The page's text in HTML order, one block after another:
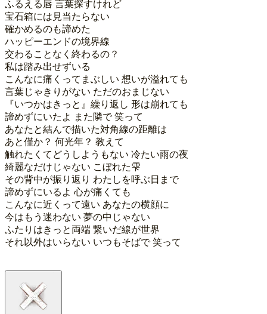
ふるえる唇 言葉探すけれど
宝石箱には見当たらない
確かめるのも諦めた
ハッピーエンドの境界線
交わることなく終わるの？
私は踏み出せずいる
こんなに痛くってまぶしい 想いが溢れても
言葉じゃきりがない ただのおまじない
『いつかはきっと』繰り返し 形は崩れても
諦めずにいたよ また隣で 笑って
あなたと結んで描いた対角線の距離は
あと僅か？ 何光年？ 教えて
触れたくてどうしようもない 冷たい雨の夜
綺麗なだけじゃない こぼれた雫
その背中が振り返り わたしを呼ぶ日まで
諦めずにいるよ 心が痛くても
こんなに近くって遠い あなたの横顔に
今はもう迷わない 夢の中じゃない
ふたりはきっと両端 繋いだ線が世界
それ以外はいらない いつもそばで 笑って